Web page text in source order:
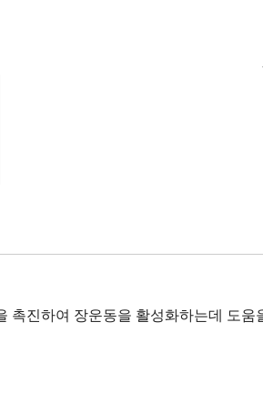
촉진하여 장운동을 활성화하는데 도